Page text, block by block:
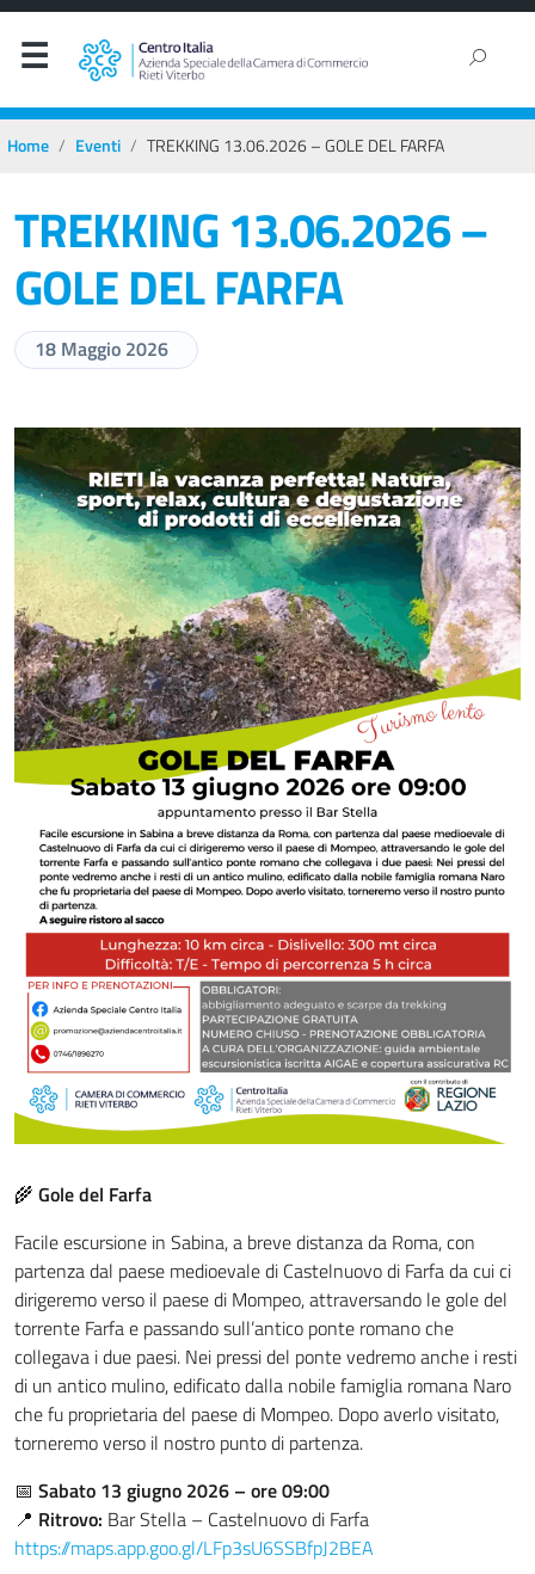
Home Eventi TREKKING 13.06.2026 – GOLE DEL FARFA
TREKKING 13.06.2026 –
GOLE DEL FARFA
18 Maggio 2026
🌾 Gole del Farfa
Facile escursione in Sabina, a breve distanza da Roma, con
partenza dal paese medioevale di Castelnuovo di Farfa da cui ci
dirigeremo verso il paese di Mompeo, attraversando le gole del
torrente Farfa e passando sull’antico ponte romano che
collegava i due paesi. Nei pressi del ponte vedremo anche i resti
di un antico mulino, edificato dalla nobile famiglia romana Naro
che fu proprietaria del paese di Mompeo. Dopo averlo visitato,
torneremo verso il nostro punto di partenza.
📅 Sabato 13 giugno 2026 – ore 09:00
📍 Ritrovo: Bar Stella – Castelnuovo di Farfa
https://maps.app.goo.gl/LFp3sU6SSBfpJ2BEA